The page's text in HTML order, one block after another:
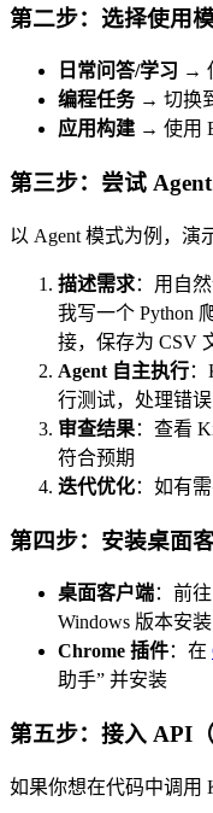
第二步：选择使用
日常问答/学习 →
编程任务→ 切换
应用构建→ 使用
第三步：尝试
以 Agent 模式为例，演
描述需求：用自
我写一个 Python
接，保存为 CSV
Agent 自主执行
行测试，处理错误
审查结果：查看
符合预期
迭代优化：如有
第四步：安装桌面
桌面客户端：前
Windows 版本安装
Chrome 插件：在
助手” 并安装
第五步：接入 API
如果你想在代码中调用